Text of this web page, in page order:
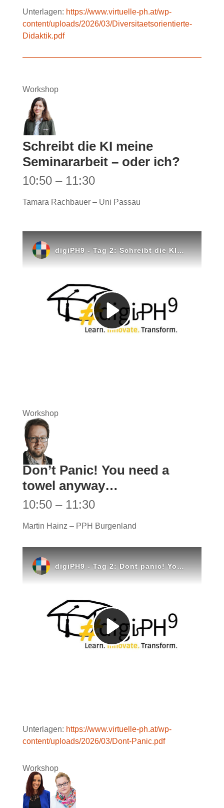
Unterlagen: https://www.virtuelle-ph.at/wp-
content/uploads/2026/03/Diversitaetsorientierte-
Didaktik.pdf
Workshop
Schreibt die KI meine
Seminararbeit – oder ich?
10:50 – 11:30
Tamara Rachbauer – Uni Passau
Workshop
Don’t Panic! You need a
towel anyway…
10:50 – 11:30
Martin Hainz – PPH Burgenland
Unterlagen: https://www.virtuelle-ph.at/wp-
content/uploads/2026/03/Dont-Panic.pdf
Workshop